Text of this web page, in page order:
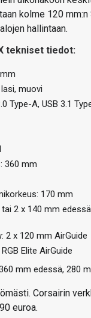
kolme 120
hallintaan.
tekniset tiedot:
muovi
Type-A, USB 3.1
360 mm
170 mm
2 x 140 mm
2 x 120 mm AirGuide
Elite AirGuide
mm edessä, 280
Corsairin
euroa.